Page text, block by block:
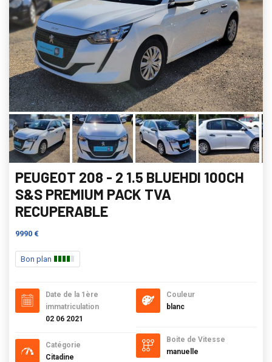
PEUGEOT 208 - 2 1.5 BLUEHDI 100CH
S&S PREMIUM PACK TVA
RECUPERABLE
9990 €
Bon plan
Date de la 1ère
immatriculation
02 06 2021
Catégorie
Citadine
Couleur
blanc
Boite de Vitesse
manuelle